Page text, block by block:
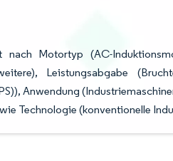
Motortyp (AC-
Leistungsabgabe
Anwendung
Technologie (konventionelle